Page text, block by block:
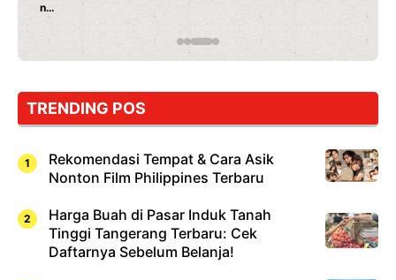
Rahasia Mami Bikin Nagih!
TRENDING POS
Rekomendasi Tempat & Cara Asik
Nonton Film Philippines Terbaru
Harga Buah di Pasar Induk Tanah
Tinggi Tangerang Terbaru: Cek
Daftarnya Sebelum Belanja!